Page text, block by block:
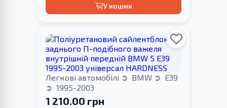
У кошик
Легкові автомобілі BMW
E39
1995-2003
1 210.00 грн